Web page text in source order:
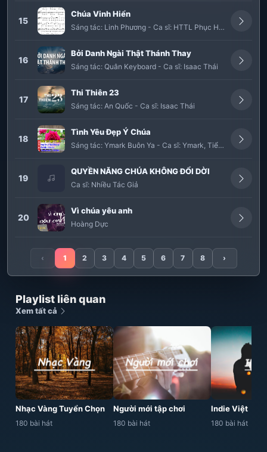
15
Chúa Vinh Hiển
Sáng tác: Linh Phương - Ca sĩ: HTTL Phục Hưng
16
Bởi Danh Ngài Thật Thánh Thay
Sáng tác: Quân Keyboard - Ca sĩ: Isaac Thái
17
Thi Thiên 23
Sáng tác: An Quốc - Ca sĩ: Isaac Thái
18
Tình Yêu Đẹp Ý Chúa
Sáng tác: Ymark Buôn Ya - Ca sĩ: Ymark, Tiểu Linh
19
QUYỀN NĂNG CHÚA KHÔNG ĐỔI DỜI
Ca sĩ: Nhiều Tác Giả
20
Vì chúa yêu anh
Hoàng Dực
‹ 1 2 3 4 5 6 7 8 ›
Playlist liên quan
Xem tất cả
Nhạc Vàng Tuyển Chọn
180 bài hát
Người mới tập chơi
180 bài hát
Indie Việt
180 bài hát